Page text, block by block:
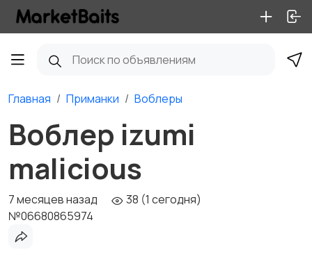
Главная Приманки Воблеры
Воблер izumi
malicious
7 месяцев назад
38 (1 сегодня)
№06680865974